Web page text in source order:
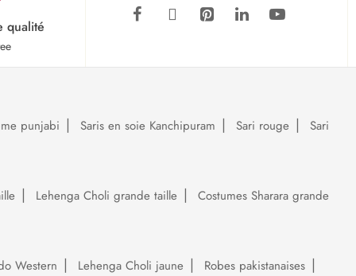
qualité
punjabi Saris en soie Kanchipuram Sari rouge
Sari
Lehenga Choli grande taille
Costumes Sharara grande
Western Lehenga Choli jaune
Robes pakistanaises